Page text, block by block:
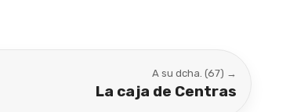
A su dcha. (67) →
La caja de Centras